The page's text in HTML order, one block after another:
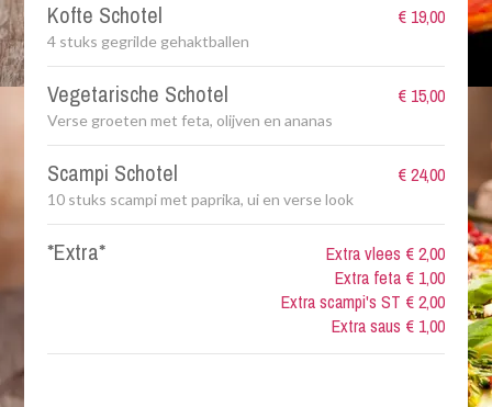
Kofte Schotel € 19,00
4 stuks gegrilde gehaktballen
Vegetarische Schotel € 15,00
Verse groeten met feta, olijven en ananas
Scampi Schotel € 24,00
10 stuks scampi met paprika, ui en verse look
*Extra*
Extra vlees € 2,00
Extra feta € 1,00
Extra scampi's ST € 2,00
Extra saus € 1,00